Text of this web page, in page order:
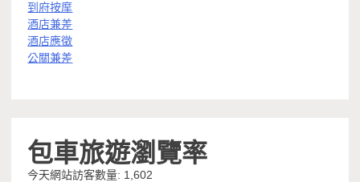
到府按摩
酒店兼差
酒店應徵
公關兼差
包車旅遊瀏覽率
今天網站訪客數量: 1,602